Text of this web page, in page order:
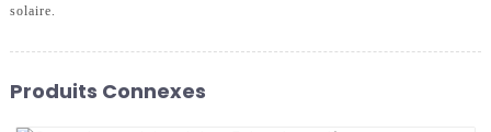
solaire.
Produits Connexes